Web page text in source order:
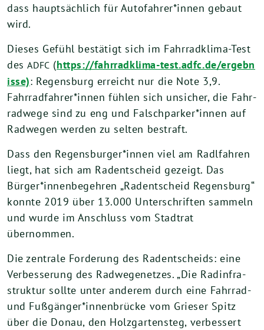
dass haupt­säch­lich für Autofahrer*innen gebaut
wird.
Die­ses Gefühl bestä­tigt sich im Fahr­rad­kli­ma-Test
desADFC (https://​fahr​rad​kli​ma​-test​.adfc​.de/​e​r​g​e​b​n​
i​sse): Regens­burg erreicht nur die Note 3,9.
Fahrradfahrer*innen füh­len sich unsi­cher, die Fahr­
rad­we­ge sind zu eng und Falschparker*innen auf
Rad­we­gen wer­den zu sel­ten bestraft.
Dass den Regensburger*innen viel am Radl­fah­ren
liegt, hat sich am Radent­scheid gezeigt. Das
Bürger*innenbegehren „Radent­scheid Regens­burg“
konn­te 2019 über 13.000 Unter­schrif­ten sam­meln
und wur­de im Anschluss vom Stadt­rat
übernommen.
Die zen­tra­le For­de­rung des Radent­scheids: eine
Ver­bes­se­rung des Rad­we­ge­net­zes. „Die Rad­in­fra­
struk­tur soll­te unter ande­rem durch eine Fahr­rad-
und Fußgänger*innenbrücke vom Grie­ser Spitz
über die Donau, den Holz­gar­ten­steg, ver­bes­sert